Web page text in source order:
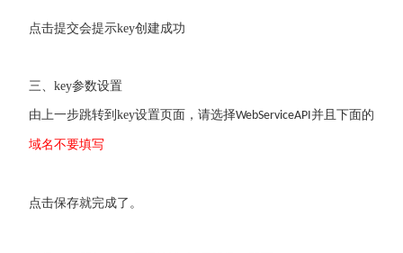
点击提交会提示key创建成功
三、 key参数设置
由上一步跳转到 key设置页面，请选择WebServiceAPI并且下面的
域名不要填写
点击保存就完成了。